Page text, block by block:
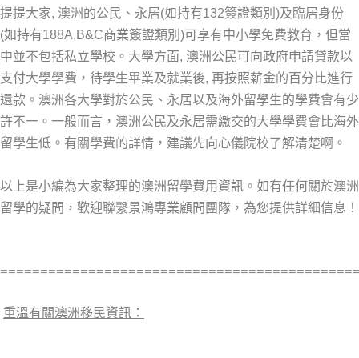
提提大家, 澳洲的公民、永居(如持有132簽證類別)及臨居身份
(如持有188A,B&C商業簽證類別)可享有中小學免費教育，但當
中並不包括私立學校。大學方面, 澳洲公民可向政府申請貸款以
支付大學學費，待學生畢業及就業後, 再按照薪金的百分比進行
還款。澳洲各大學對於公民、永居以及海外留學生的學費會有少
許不一。一般而言，澳洲公民及永居需繳交的大學學費會比海外
留學生低。有關學費的詳情，建議先向心儀院校了解清楚啊。
以上是小編為大家整理的澳洲留學費用資訊。如有任何關於澳洲
留學的疑問，歡迎聯繫景鴻專業顧問團隊，為您提供詳細信息！
重溫有關澳洲移民資訊：